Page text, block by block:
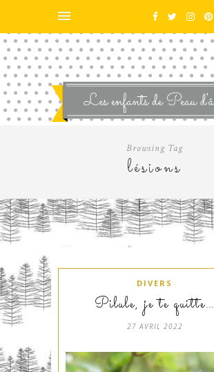
Browsing Tag
lésions
DIVERS
Pilule, je te quitte…
27 AVRIL 2022